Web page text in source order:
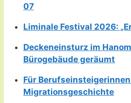
07
Liminale Festival 2026:
Deckeneinsturz im
Bürogebäude geräumt
Für
Migrationsgeschichte